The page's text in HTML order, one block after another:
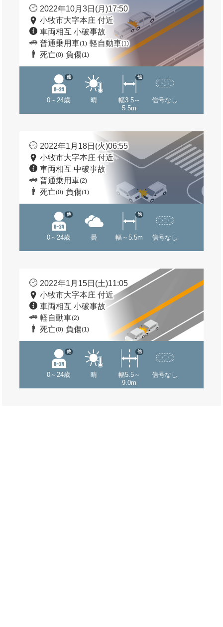
2022年10月3日(月)17:50
小牧市大字本庄 付近
車両相互 小破事故
普通乗用車(1) 軽自動車(1)
死亡(0) 負傷(1)
0～24歳
他
晴
幅3.5～
5.5m
他
信号なし
2022年1月18日(火)06:55
小牧市大字本庄 付近
車両相互 中破事故
普通乗用車(2)
死亡(0) 負傷(1)
0～24歳
他
曇 幅～5.5m
他
信号なし
2022年1月15日(土)11:05
小牧市大字本庄 付近
車両相互 小破事故
軽自動車(2)
死亡(0) 負傷(1)
0～24歳
他
晴
幅5.5～
9.0m
他
信号なし